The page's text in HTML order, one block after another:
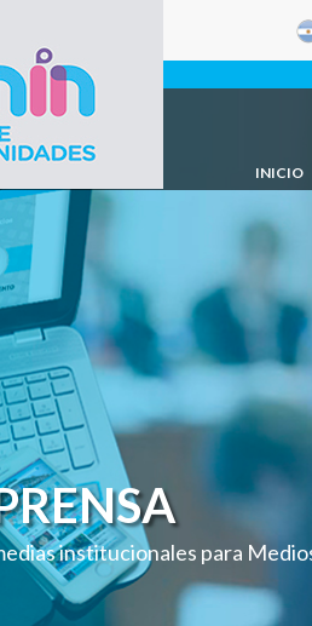
de
INICIO
institucionales para